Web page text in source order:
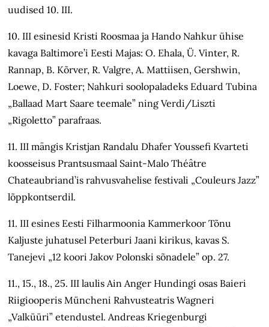
uudised 10. III.
10. III esinesid Kristi Roosmaa ja Hando Nahkur ühise
kavaga Baltimore’i Eesti Majas: O. Ehala, Ü. Vinter, R.
Rannap, B. Kõrver, R. Valgre, A. Mattiisen, Gershwin,
Loewe, D. Foster; Nahkuri soolopaladeks Eduard Tubina
„Ballaad Mart Saare teemale” ning Verdi/Liszti
„Rigoletto” parafraas.
11. III mängis Kristjan Randalu Dhafer Youssefi Kvarteti
koosseisus Prantsusmaal Saint-Malo Théâtre
Chateaubriand’is rahvusvahelise festivali „Couleurs Jazz”
lõppkontserdil.
11. III esines Eesti Filharmoonia Kammerkoor Tõnu
Kaljuste juhatusel Peterburi Jaani kirikus, kavas S.
Tanejevi „12 koori Jakov Polonski sõnadele” op. 27.
11., 15., 18., 25. III laulis Ain Anger Hundingi osas Baieri
Riigiooperis Müncheni Rahvusteatris Wagneri
„Valküüri” etendustel. Andreas Kriegenburgi